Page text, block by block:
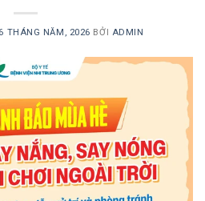
THÁNG NĂM, 2026 BỞI ADMIN